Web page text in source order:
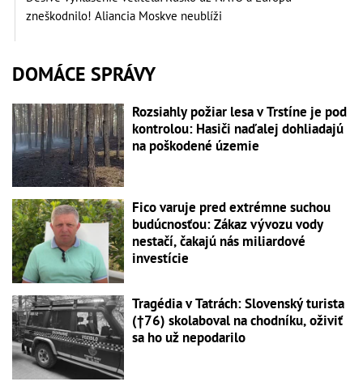
zneškodnilo! Aliancia Moskve neublíži
DOMÁCE SPRÁVY
Rozsiahly požiar lesa v Trstíne je pod
kontrolou: Hasiči naďalej dohliadajú
na poškodené územie
Fico varuje pred extrémne suchou
budúcnosťou: Zákaz vývozu vody
nestačí, čakajú nás miliardové
investície
Tragédia v Tatrách: Slovenský turista
(†76) skolaboval na chodníku, oživiť
sa ho už nepodarilo